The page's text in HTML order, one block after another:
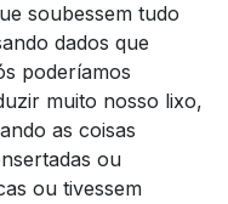
soubessem tudo
dados que
poderíamos
muito nosso lixo,
as coisas
ou
ou tivessem